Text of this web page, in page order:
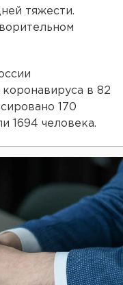
тяжести.
коронавируса в 82
170
1694 человека.